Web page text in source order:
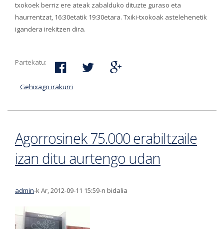
txokoek berriz ere ateak zabalduko dituzte guraso eta
haurrentzat, 16:30etatik 19:30etara. Txiki-txokoak astelehenetik
igandera irekitzen dira.
Partekatu:
Gehixago irakurri
Agorrosinek 75.000 erabiltzaile
izan ditu aurtengo udan
admin-k Ar, 2012-09-11 15:59-n bidalia